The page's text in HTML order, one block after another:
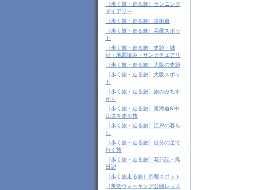
［歩く旅・走る旅］ランニング
ダイアリー
［歩く旅・走る旅］京街道
［歩く旅・走る旅］兵庫スポッ
ト
［歩く旅・走る旅］史跡・城
址・地図読み・サンクチュアリ
［歩く旅・走る旅］大阪の史跡
［歩く旅・走る旅］大阪スポッ
ト
［歩く旅・走る旅］旅のみちす
がら
［歩く旅・走る旅］東海道&中
山道を走る旅
［歩く旅・走る旅］江戸の暮ら
し
［歩く旅・走る旅］自分の足で
行く旅
［歩く旅・走る旅］花日記・鳥
日記
［歩く旅走る旅］京都スポット
［美活ウォーキング公開レッス